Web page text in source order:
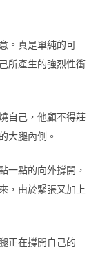
。真是單純的可
所產生的強烈性衝
自己，他顧不得莊
大腿內側。
一點的向外撐開，
，由於緊張又加上
正在撐開自己的